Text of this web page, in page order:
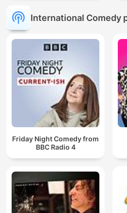
International Comedy
Friday Night Comedy from
BBC Radio 4